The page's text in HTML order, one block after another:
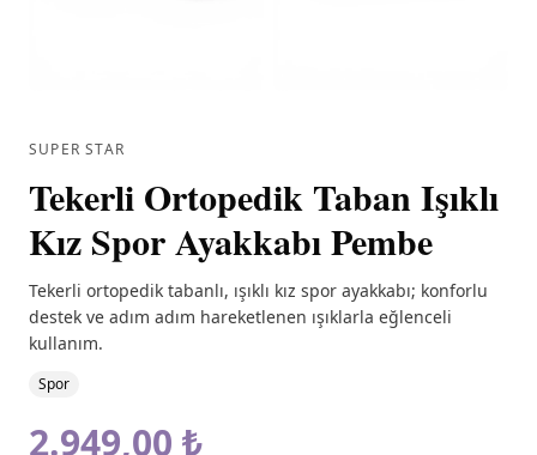
SUPER STAR
Tekerli Ortopedik Taban Işıklı
Kız Spor Ayakkabı Pembe
Tekerli ortopedik tabanlı, ışıklı kız spor ayakkabı; konforlu
destek ve adım adım hareketlenen ışıklarla eğlenceli
kullanım.
Spor
2.949,00 ₺